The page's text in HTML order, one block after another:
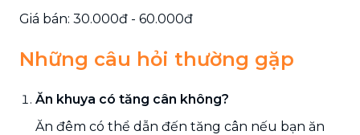
Giá bán: 30.000đ - 60.000đ
Những câu hỏi thường gặp
Ăn khuya có tăng cân không?
Ăn đêm có thể dẫn đến tăng cân nếu bạn ăn